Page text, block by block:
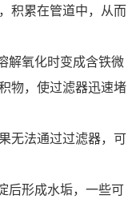
积累在管道中，从而
解氧化时变成含铁微
物，使过滤器迅速堵
无法通过过滤器，可
后形成水垢，一些可